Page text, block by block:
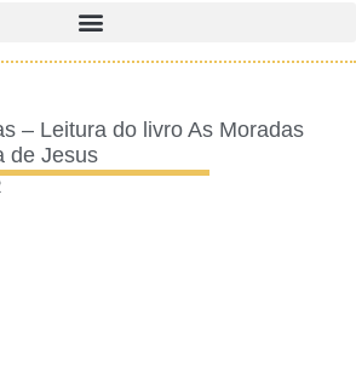
– Leitura do livro As Moradas
de Jesus